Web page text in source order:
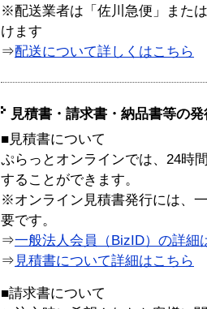
※配送業者は「佐川急便」また
けます
⇒配送について詳しくはこちら
見積書・請求書・納品書等の
■見積書について
ぷらっとオンラインでは、24時
することができます。
※オンライン見積書発行には、
要です。
⇒一般法人会員（BizID）の詳細
⇒ 見積書について詳細はこちら
■請求書について